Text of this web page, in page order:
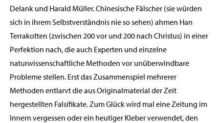
Delank und Harald Müller. Chinesische Fälscher (sie würden
sich in ihrem Selbstverständnis nie so sehen) ahmen Han
Terrakotten (zwischen 200 vor und 200 nach Christus) in einer
Perfektion nach, die auch Experten und einzelne
naturwissenschaftliche Methoden vor unüberwindbare
Probleme stellen. Erst das Zusammenspiel mehrerer
Methoden entlarvt die aus Originalmaterial der Zeit
hergestellten Falsifikate. Zum Glück wird mal eine Zeitung im
Innern vergessen oder ein heutiger Kleber verwendet, den